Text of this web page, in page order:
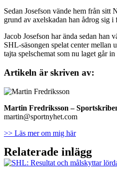
Sedan Josefson vände hem från
grund av axelskadan han ådrog sig i
Jacob Josefson har ända sedan
SHL-säsongen spelat center
tajta spelschemat som nu laget går in
Artikeln är skriven av:
Martin Fredriksson–
martin@sportnyhet.com
>> Läs mer om mig här
Relaterade inlägg